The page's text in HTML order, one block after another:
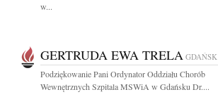
w...
GERTRUDA EWA TRELA GDAŃSK
Podziękowanie Pani Ordynator Oddziału Chorób
Wewnętrznych Szpitala MSWiA w Gdańsku Dr....